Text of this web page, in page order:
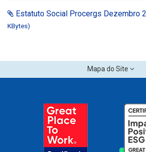
Estatuto Social Procergs Dezembro
KBytes)
Mapa do Site